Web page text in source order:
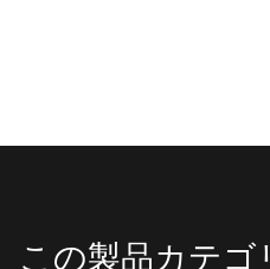
この製品カテゴ